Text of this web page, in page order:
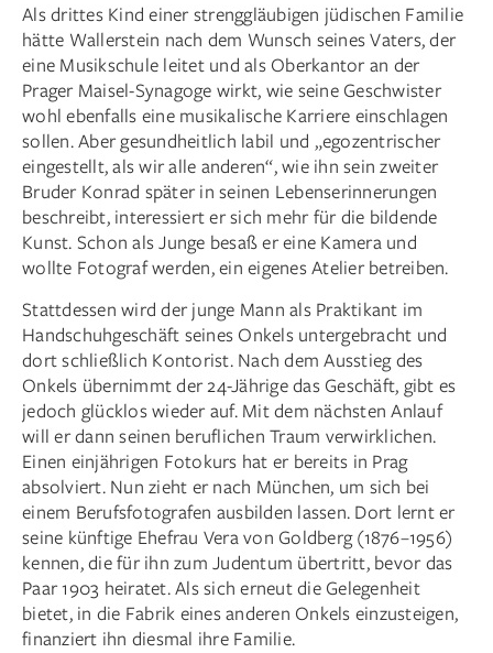
Als drittes Kind einer strenggläubigen jüdischen Familie
hätte Wallerstein nach dem Wunsch seines Vaters, der
eine Musikschule leitet und als Oberkantor an der
Prager Maisel-Synagoge wirkt, wie seine Geschwister
wohl ebenfalls eine musikalische Karriere einschlagen
sollen. Aber gesundheitlich labil und „egozentrischer
eingestellt, als wir alle anderen“, wie ihn sein zweiter
Bruder Konrad später in seinen Lebenserinnerungen
beschreibt, interessiert er sich mehr für die bildende
Kunst. Schon als Junge besaß er eine Kamera und
wollte Fotograf werden, ein eigenes Atelier betreiben.
Stattdessen wird der junge Mann als Praktikant im
Handschuhgeschäft seines Onkels untergebracht und
dort schließlich Kontorist. Nach dem Ausstieg des
Onkels übernimmt der 24-Jährige das Geschäft, gibt es
jedoch glücklos wieder auf. Mit dem nächsten Anlauf
will er dann seinen beruflichen Traum verwirklichen.
Einen einjährigen Fotokurs hat er bereits in Prag
absolviert. Nun zieht er nach München, um sich bei
einem Berufsfotografen ausbilden lassen. Dort lernt er
seine künftige Ehefrau Vera von Goldberg (1876–1956)
kennen, die für ihn zum Judentum übertritt, bevor das
Paar 1903 heiratet. Als sich erneut die Gelegenheit
bietet, in die Fabrik eines anderen Onkels einzusteigen,
finanziert ihn diesmal ihre Familie.